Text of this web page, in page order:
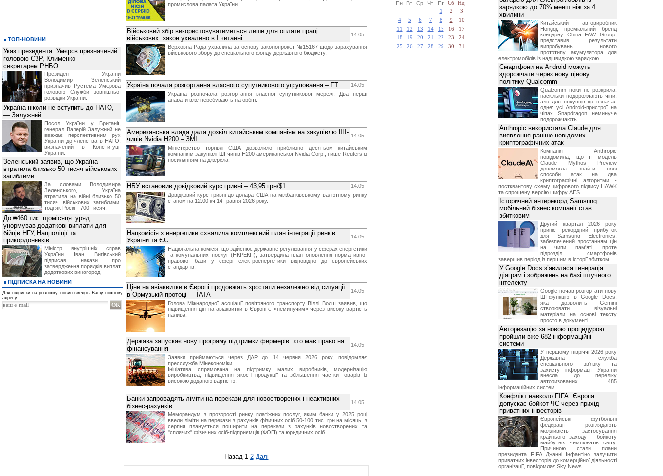
промислова палата України.
Військовий збір використовуватиметься лише для оплати праці
військових: закон ухвалено в I читанні
14.05
Верховна Рада ухвалила за основу законопрокєт №15167 щодо зарахування
військового збору до спеціального фонду державного бюджету.
Україна почала розгортання власного супутникового угруповання – FT
14.05
Україна розпочала розгортання власної супутникової мережі. Два перші
апарати вже перебувають на орбіті.
Американська влада дала дозвіл китайським компаніям на закупівлю ШІ-
чипів Nvidia H200 – ЗМІ
14.05
Міністерство торгівлі США дозволило приблизно десятьом китайським
компаніям закупівлі ШІ-чипів H200 американської Nvidia Corp., пише Reuters із
посиланням на джерела.
НБУ встановив довідковий курс гривні – 43,95 грн/$1
14.05
Довідковий курс гривні до долара США на міжбанківському валютному ринку
станом на 12:00 кч 14 травня 2026 року.
Нацкомісія з енергетики схвалила комплексний план інтеграції ринків
України та ЄС
14.05
Національна комісія, що здійснює державне регулювання у сферах енергетики
та комунальних послуг (НКРЕКП), затвердила план оновлення нормативно-
правової бази у сфері електроенергетики відповідно до європейських
стандартів.
Ціни на авіаквитки в Європі продовжать зростати незалежно від ситуації
в Ормузькій протоці — IATA
14.05
Голова Міжнародної асоціації повітряного транспорту Віллі Волш заявив, що
підвищення цін на авіаквитки в Європі є «неминучим» через високу вартість
палива.
Держава запускає нову програму підтримки фермерів: хто має право на
фінансування
14.05
Заявки приймаються через ДАР до 14 червня 2026 року, повідомляє
пресслужба Мінекономіки.
Ініціатива спрямована на підтримку малих виробників, модернізацію
виробництва, підвищення якості продукції та збільшення частки товарів із
високою доданою вартістю.
Банки запровадять ліміти на перекази для новостворених і неактивних
бізнес-рахунків
14.05
Меморандум з прозорості ринку платіжних послуг, яким банки у 2025 році
ввели ліміти на перекази з рахунків фізичних осіб 50-100 тис. грн на місяць, з
серпня планується поширити на перекази з рахунків новостворених та
"сплячих" фізичних осіб-підприємців (ФОП) та юридичних осіб.
Назад 1 2 Далі
ТОП-НОВИНИ
Указ президента: Умєров призначений
головою СЗР, Клименко —
секретарем РНБО
Президент України
Володимир Зеленський
призначив Pустема Умєрова
головою Служби зовнішньої
розвідки України.
Україна ніколи не вступить до НАТО,
— Залужний
Посол України у Британії,
генерал Валерій Залужний не
вважає перспективним рух
України до членства в НАТО,
визначений в Конституції
України.
Зеленський заявив, що Україна
втратила близько 50 тисяч військових
загиблими
За словами Володимира
Зеленського, Україна
втратила на війні близько 50
тисяч військових загиблими,
тоді як Росія - 700 тисяч.
До ₴460 тис. щомісяця: уряд
унормував додаткові виплати для
бійців НГУ, Нацполіції та
прикордонників
Міністр внутрішніх справ
України Іван Вигівський
підписав накази про
затвердження порядків виплат
додаткових винагород
ПІДПИСКА НА НОВИНИ
Для підписки на розсилку новин введіть Вашу поштову
адресу :
Пн
Вт Ср Чт Пт Сб
Нд
1
2
3
4
5 6 7 8 9
10
11
12 13 14 15 16
17
18
19 20 21 22 23
24
25
26 27 28 29 30 31
зарядкою до 70% менш ніж за 4
хвилини
Китайський автовиробник
Hongqi, преміальний бренд
концерну China FAW Group,
представив результати
випробувань нового
прототипу акумулятора для
електромобілів із надшвидкою зарядкою.
Смартфони на Android можуть
здорожчати через нову цінову
політику Qualcomm
Qualcomm поки не розкрила,
наскільки подорожчають чіпи,
але для покупців це означає
одне: усі Android-пристрої на
чіпах Snapdragon неминуче
подорожчають.
Anthropic використала Claude для
виявлення раніше невідомих
криптографічних атак
Компанія Anthropic
повідомила, що її модель
Claude Mythos Preview
допомогла знайти нові
способи атак на два
криптографічні алгоритми -
постквантову схему цифрового підпису HAWK
та спрощену версію шифру AES.
Історичний антирекорд Samsung:
мобільний бізнес компанії став
збитковим
Другий квартал 2026 року
приніс рекордний прибуток
для Samsung Electronics,
забезпечений зростанням цін
на чипи пам'яті, проте
підрозділ смартфонів
завершив період із першим в історії збитком.
У Google Docs з’явилася генерація
діаграм і зображень на базі штучного
інтелекту
Google почав розгортати нову
ШІ-функцію в Google Docs,
яка дозволить Gemini
створювати візуальні
матеріали на основі тексту
просто в документі.
Авторизацію за новою процедурою
пройшли вже 682 інформаційні
системи
У першому півріччі 2026 року
Державна служба
спеціального зв'язку та
захисту інформації України
внесла до переліку
авторизованих 485
інформаційних систем.
Конфлікт навколо FIFA: Європа
допускає бойкот ЧС через прихід
приватних інвесторів
Європейські футбольні
федерації розглядають
можливість застосування
крайнього заходу - бойкоту
майбутніх чемпіонатів світу.
Причиною стали плани
президента FIFA Джанні Інфантіно залучити
приватних інвесторів до комерційної діяльності
організації, повідомляє Sky News.